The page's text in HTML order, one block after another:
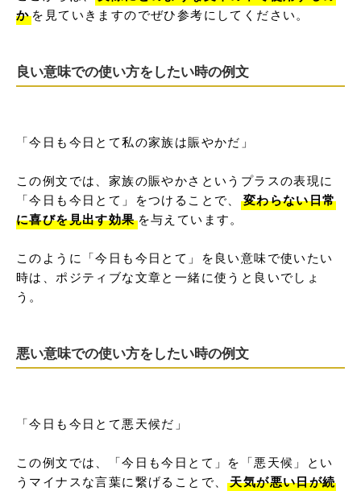
か を見ていきますのでぜひ参考にしてください。
良い意味での使い方をしたい時の例文
「今日も今日とて私の家族は賑やかだ」
この例文では、家族の賑やかさというプラスの表現に
「今日も今日とて」をつけることで、
変わらない日常
に喜びを見出す効果を与えています。
このように「今日も今日とて」を良い意味で使いたい
時は、ポジティブな文章と一緒に使うと良いでしょ
う。
悪い意味での使い方をしたい時の例文
「今日も今日とて悪天候だ」
この例文では、「今日も今日とて」を「悪天候」とい
うマイナスな言葉に繋げることで、天気が悪い日が続